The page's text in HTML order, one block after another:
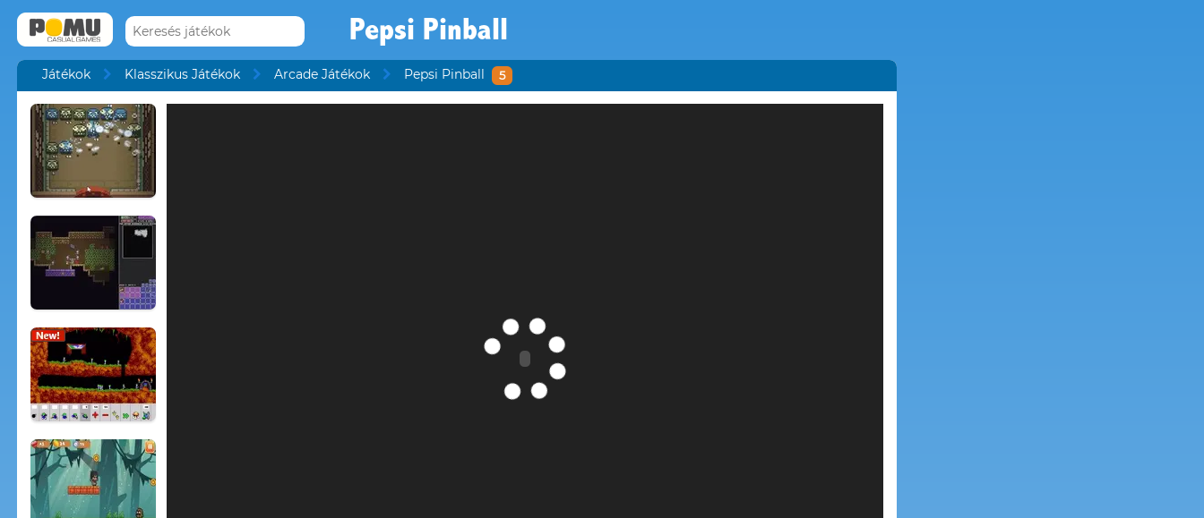
Pepsi Pinball
Játékok Klasszikus Játékok Arcade Játékok Pepsi Pinball 5